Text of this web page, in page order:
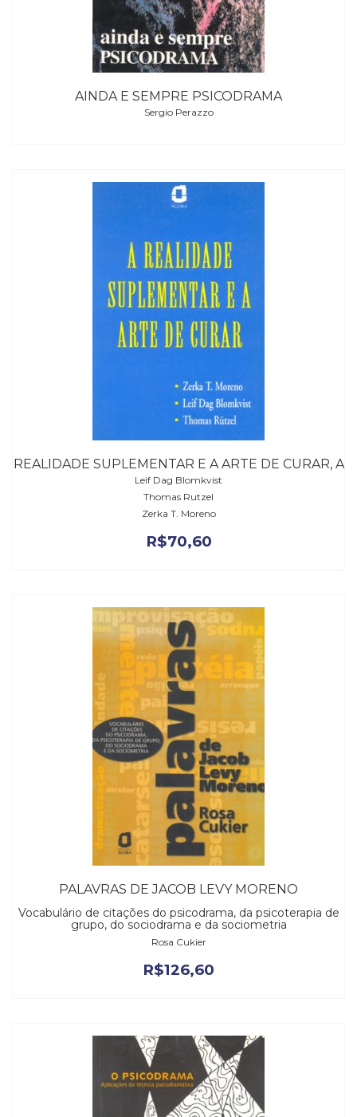
AINDA E SEMPRE PSICODRAMA
Sergio Perazzo
REALIDADE SUPLEMENTAR E A ARTE DE CURAR, A
Leif Dag Blomkvist
Thomas Rutzel
Zerka T. Moreno
R$70,60
PALAVRAS DE JACOB LEVY MORENO
Vocabulário de citações do psicodrama, da psicoterapia de
grupo, do sociodrama e da sociometria
Rosa Cukier
R$126,60